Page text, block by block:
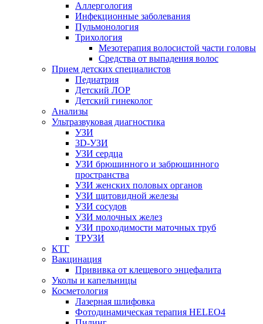
Аллергология
Инфекционные заболевания
Пульмонология
Трихология
Мезотерапия волосистой части головы
Средства от выпадения волос
Прием детских специалистов
Педиатрия
Детский ЛОР
Детский гинеколог
Анализы
Ультразвуковая диагностика
УЗИ
3D-УЗИ
УЗИ сердца
УЗИ брюшинного и забрюшинного
пространства
УЗИ женских половых органов
УЗИ щитовидной железы
УЗИ сосудов
УЗИ молочных желез
УЗИ проходимости маточных труб
ТРУЗИ
КТГ
Вакцинация
Прививка от клещевого энцефалита
Уколы и капельницы
Косметология
Лазерная шлифовка
Фотодинамическая терапия HELEO4